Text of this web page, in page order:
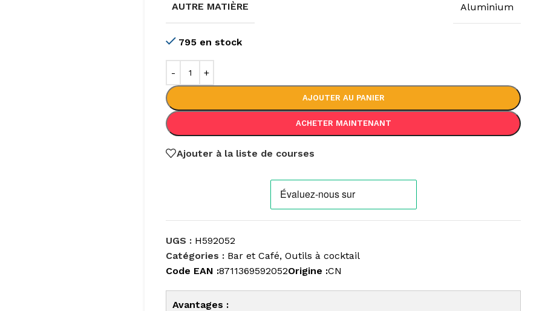
AUTRE MATIÈRE Aluminium
795 en stock
AJOUTER AU PANIER
ACHETER MAINTENANT
Ajouter à la liste de courses
UGS : H592052
Catégories : Bar et Café, Outils à cocktail
Code EAN :8711369592052Origine :CN
Avantages :